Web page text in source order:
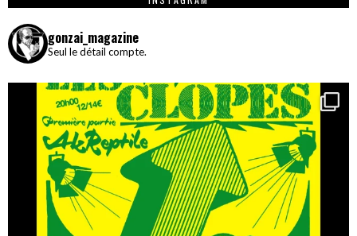
gonzai_magazine
Seul le détail compte.